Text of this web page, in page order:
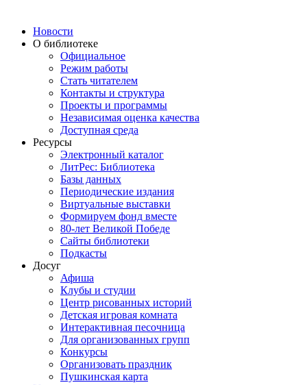
Новости
О библиотеке
Официальное
Режим работы
Стать читателем
Контакты и структура
Проекты и программы
Независимая оценка качества
Доступная среда
Ресурсы
Электронный каталог
ЛитРес: Библиотека
Базы данных
Периодические издания
Виртуальные выставки
Формируем фонд вместе
80-лет Великой Победе
Сайты библиотеки
Подкасты
Досуг
Афиша
Клубы и студии
Центр рисованных историй
Детская игровая комната
Интерактивная песочница
Для организованных групп
Конкурсы
Организовать праздник
Пушкинская карта